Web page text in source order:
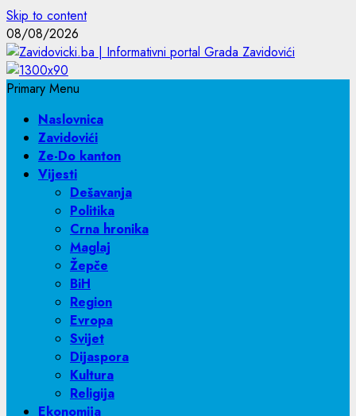
Skip to content
08/08/2026
Primary Menu
Naslovnica
Zavidovići
Ze-Do kanton
Vijesti
Dešavanja
Politika
Crna hronika
Maglaj
Žepče
BiH
Region
Evropa
Svijet
Dijaspora
Kultura
Religija
Ekonomija